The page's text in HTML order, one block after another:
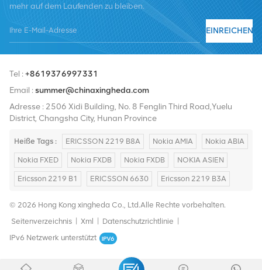
mehr auf dem Laufenden zu bleiben.
EINREICHEN
Tel :+8619376997331
Email :summer@chinaxingheda.com
Adresse : 2506 Xidi Building, No. 8 Fenglin Third Road,Yuelu
District, Changsha City, Hunan Province
Heiße Tags : ERICSSON 2219 B8A Nokia AMIA Nokia ABIA
Nokia FXED Nokia FXDB Nokia FXDB NOKIA ASIEN
Ericsson 2219 B1 ERICSSON 6630 Ericsson 2219 B3A
© 2026 Hong Kong xingheda Co., Ltd.Alle Rechte vorbehalten.
Seitenverzeichnis
Xml Datenschutzrichtlinie
IPv6 Netzwerk unterstützt